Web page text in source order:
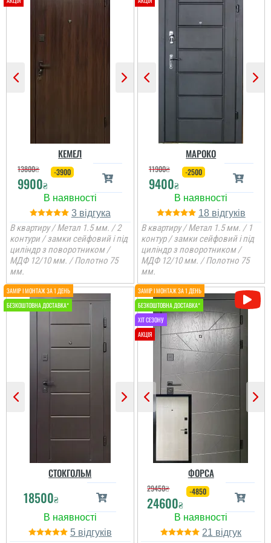
чекати не потрібно було
і встановили за декілька
непогані.
Олег
Сподобався конструктив
та наповненням. Тут ж
терморозрив. Хлопці
...
Іван
Класний дизайн,надійне
дерев'яне покриття,
хороші замки і метал,
гарно утеплені, дякую за
допомогу у виборі
дверей, все дуже
надійно....
КЕМЕЛ
13800₴
9900₴
-3900
3
В квартиру / Метал 1.5 мм. / 2
контури / замки сейфовий і під
циліндр з поворотником /
МДФ 12/10 мм. / Полотно 75
мм.
МАРОКО
11900₴
9400₴
-2500
18
В квартиру / Метал 1.5 мм. / 1
контур / замки сейфовий і під
циліндр з поворотником /
МДФ 12/10 мм. / Полотно 75
мм.
СТОКГОЛЬМ
18500₴
5
ФОРСА
29450₴
24600₴
-4850
21